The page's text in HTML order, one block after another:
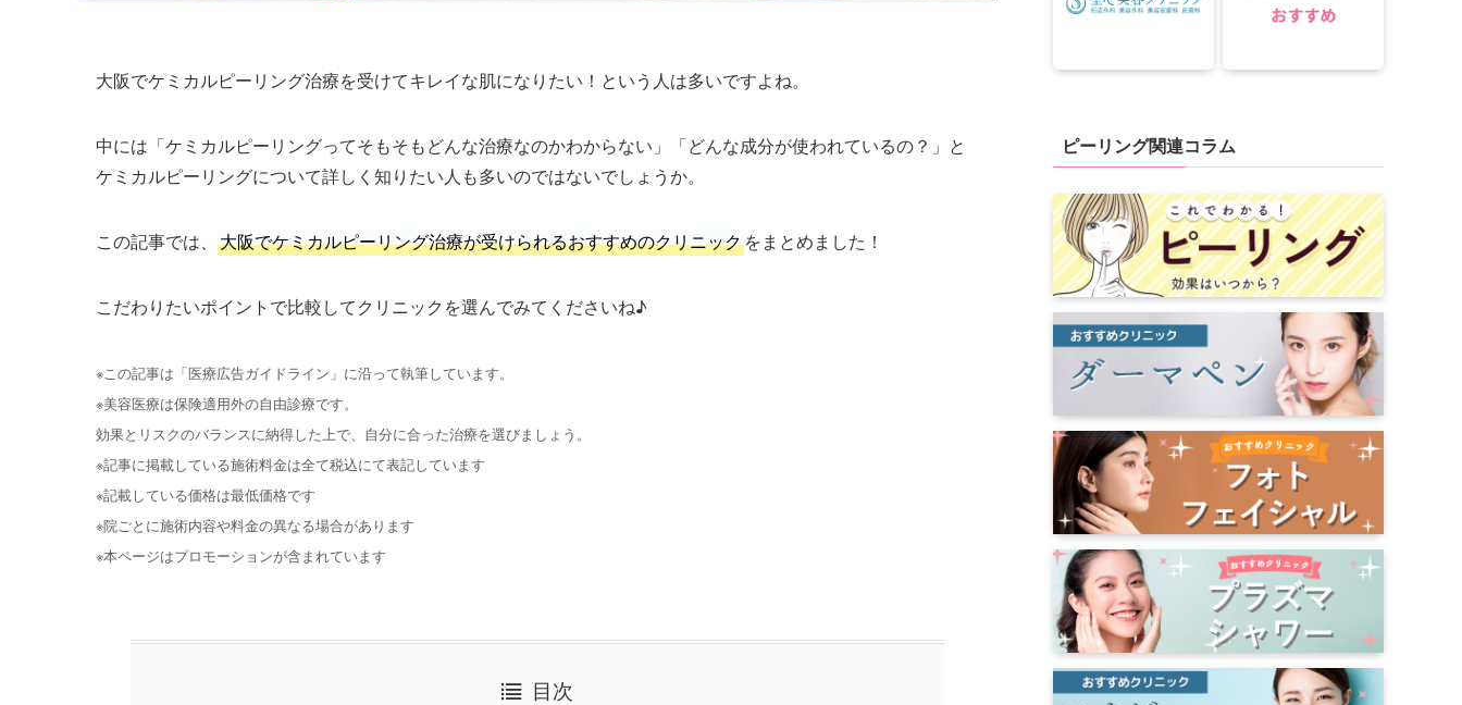
大阪でケミカルピーリング治療を受けてキレイな肌になりたい！という人は多いですよね。
中には「ケミカルピーリングってそもそもどんな治療なのかわからない」「どんな成分が使われているの？」と
ケミカルピーリングについて詳しく知りたい人も多いのではないでしょうか。
この記事では、 大阪でケミカルピーリング治療が受けられるおすすめのクリニックをまとめました！
こだわりたいポイントで比較してクリニックを選んでみてくださいね♪
※この記事は「医療広告ガイドライン」に沿って執筆しています。
※美容医療は保険適用外の自由診療です。
効果とリスクのバランスに納得した上で、自分に合った治療を選びましょう。
※記事に掲載している施術料金は全て税込にて表記しています
※記載している価格は最低価格です
※院ごとに施術内容や料金の異なる場合があります
※本ページはプロモーションが含まれています
目次
ピーリング関連コラム